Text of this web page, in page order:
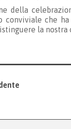
della
conviviale che
la nostra